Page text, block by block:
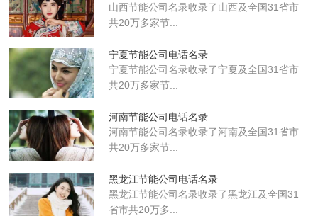
山西节能公司名录收录了山西及全国31省市
共20万多家节...
宁夏节能公司电话名录
宁夏节能公司名录收录了宁夏及全国31省市
共20万多家节...
河南节能公司电话名录
河南节能公司名录收录了河南及全国31省市
共20万多家节...
黑龙江节能公司电话名录
黑龙江节能公司名录收录了黑龙江及全国31
省市共20万多...